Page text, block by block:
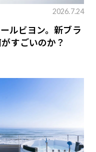
2026.7.24
ルビヨン。新ブラ
すごいのか？